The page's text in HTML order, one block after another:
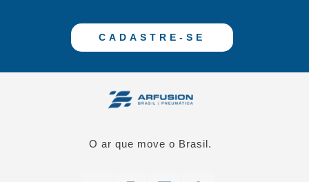
CADASTRE-SE
O ar que move o Brasil.